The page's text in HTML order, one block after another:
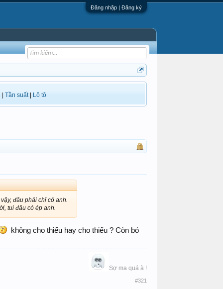
Đăng nhập | Đăng ký
Tần suất| Lô tô
đâu phải chỉ có anh.
tui đâu có ép anh.
không cho thiếu hay cho thiếu ? Còn bó
Sợ ma quá à !​
#321